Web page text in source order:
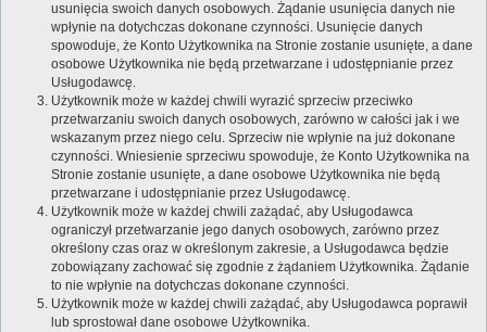
usunięcia swoich danych osobowych. Żądanie usunięcia danych nie
wpłynie na dotychczas dokonane czynności. Usunięcie danych
spowoduje, że Konto Użytkownika na Stronie zostanie usunięte, a dane
osobowe Użytkownika nie będą przetwarzane i udostępnianie przez
Usługodawcę.
Użytkownik może w każdej chwili wyrazić sprzeciw przeciwko
przetwarzaniu swoich danych osobowych, zarówno w całości jak i we
wskazanym przez niego celu. Sprzeciw nie wpłynie na już dokonane
czynności. Wniesienie sprzeciwu spowoduje, że Konto Użytkownika na
Stronie zostanie usunięte, a dane osobowe Użytkownika nie będą
przetwarzane i udostępnianie przez Usługodawcę.
Użytkownik może w każdej chwili zażądać, aby Usługodawca
ograniczył przetwarzanie jego danych osobowych, zarówno przez
określony czas oraz w określonym zakresie, a Usługodawca będzie
zobowiązany zachować się zgodnie z żądaniem Użytkownika. Żądanie
to nie wpłynie na dotychczas dokonane czynności.
Użytkownik może w każdej chwili zażądać, aby Usługodawca poprawił
lub sprostował dane osobowe Użytkownika.